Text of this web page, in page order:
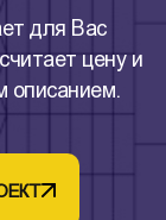
для Вас
цену и
описанием.